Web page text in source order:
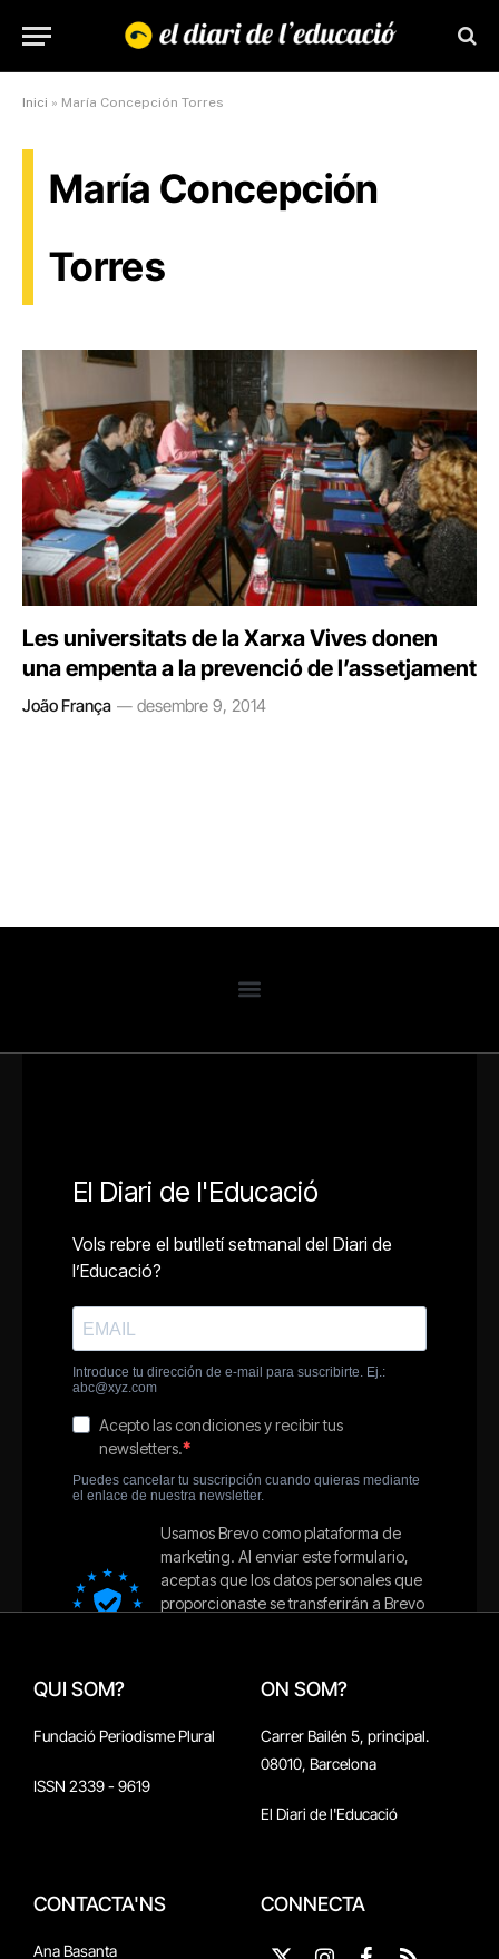
Inici » María Concepción Torres
María Concepción
Torres
Les universitats de la Xarxa Vives donen
una empenta a la prevenció de l’assetjament
João França desembre 9, 2014
QUI SOM?
Fundació Periodisme Plural
ISSN 2339 - 9619
ON SOM?
Carrer Bailén 5, principal.
08010, Barcelona
El Diari de l'Educació
CONTACTA'NS
Ana Basanta
CONNECTA